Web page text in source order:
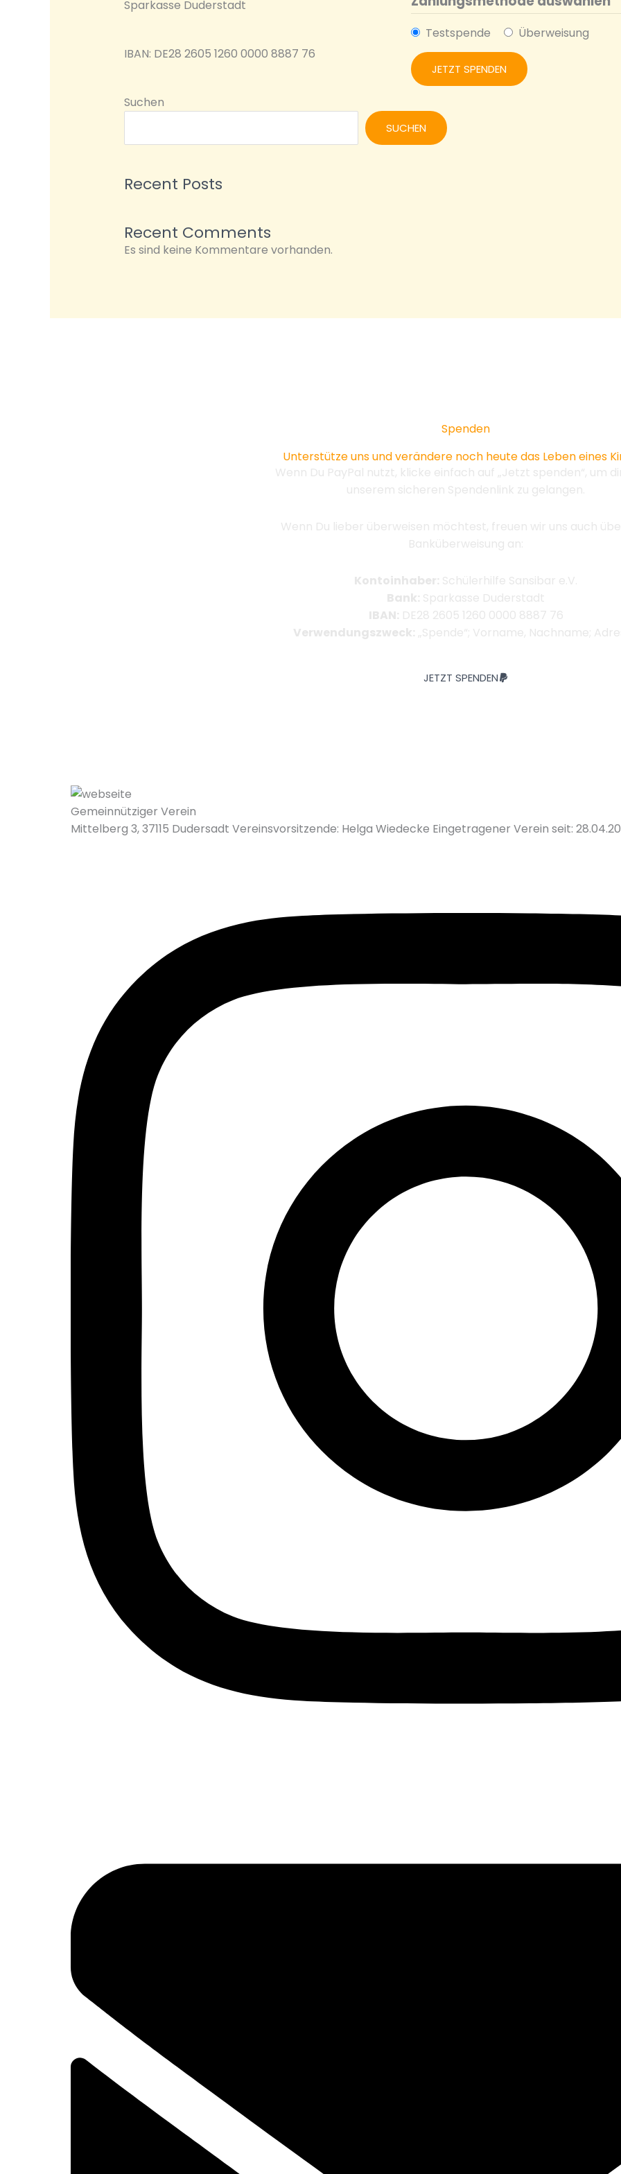
Sparkasse Duderstadt
IBAN: DE28 2605 1260 0000 8887 76
Suchen
SUCHEN
Recent Posts
Recent Comments
Es sind keine Kommentare vorhanden.
Testspende Überweisung
Spenden
Unterstütze uns und verändere noch heute das Leben eines
Wenn Du PayPal nutzt, klicke einfach auf „Jetzt spenden“, um
unserem sicheren Spendenlink zu gelangen.
Wenn Du lieber überweisen möchtest, freuen wir uns auch
Banküberweisung an:
Kontoinhaber: Schülerhilfe Sansibar e.V.
Bank: Sparkasse Duderstadt
IBAN: DE28 2605 1260 0000 8887 76
Verwendungszweck: „Spende“; Vorname, Nachname;
JETZT SPENDEN
Gemeinnütziger Verein
Mittelberg 3, 37115 Dudersadt Vereinsvorsitzende: Helga Wiedecke Eingetragener Verein seit: